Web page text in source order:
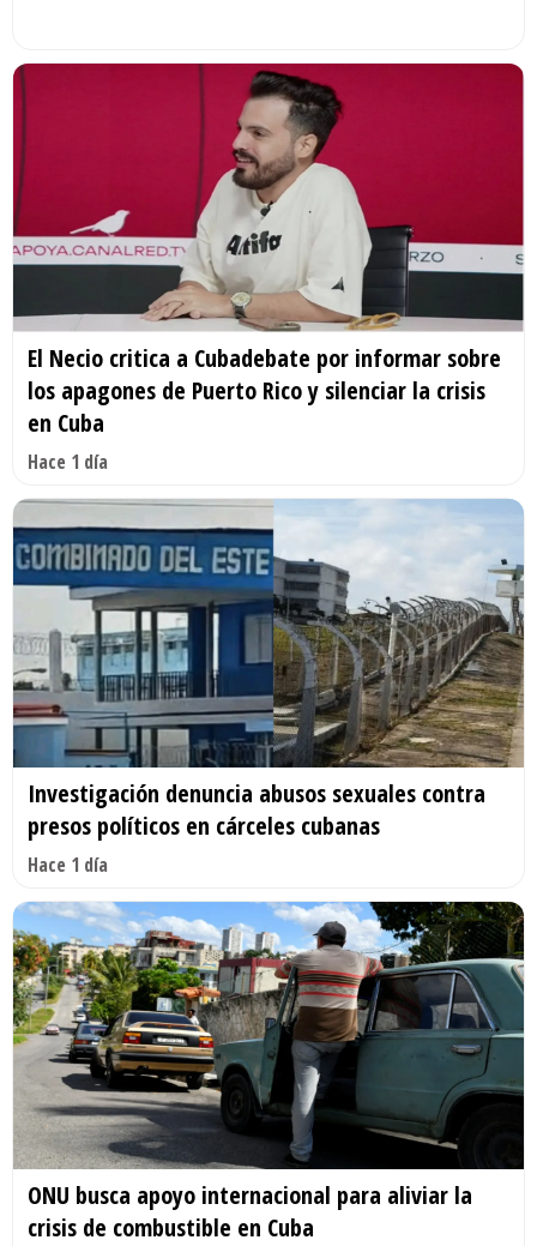
El Necio critica a Cubadebate por informar sobre
los apagones de Puerto Rico y silenciar la crisis
en Cuba
Hace 1 día
Investigación denuncia abusos sexuales contra
presos políticos en cárceles cubanas
Hace 1 día
ONU busca apoyo internacional para aliviar la
crisis de combustible en Cuba